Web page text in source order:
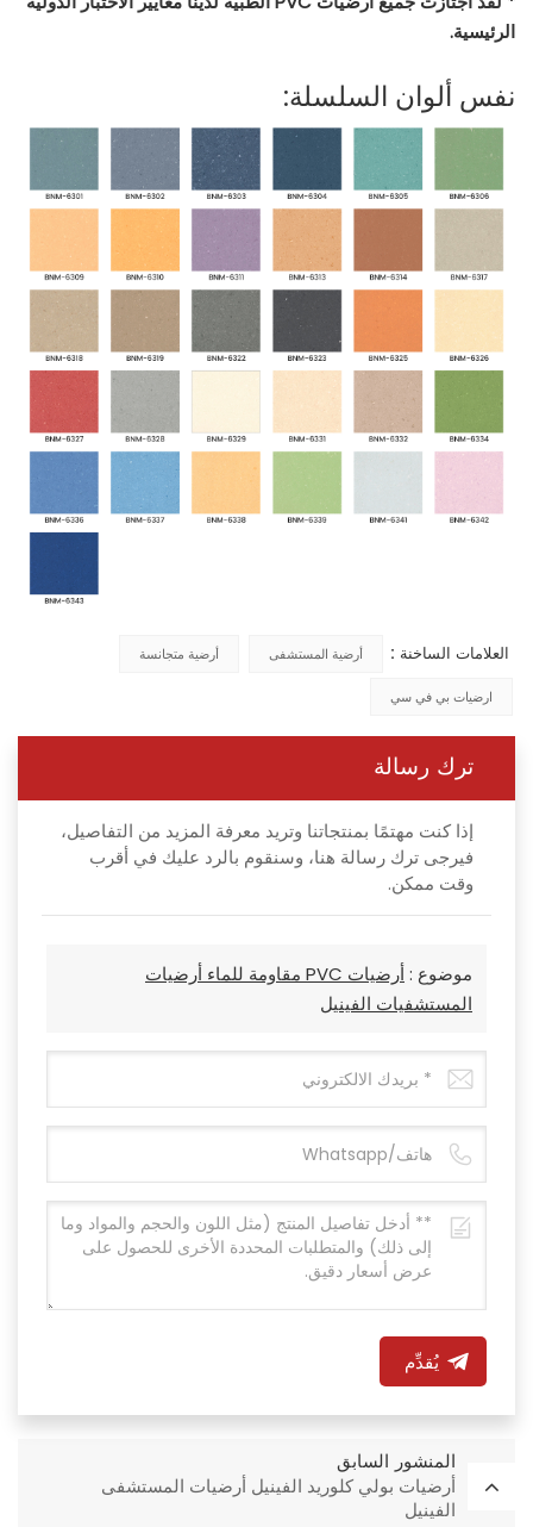
الرئيسية.
نفس ألوان السلسلة:
العلامات الساخنة : أرضية المستشفى أرضية متجانسة
ارضيات بي في سي
ترك رسالة
إذا كنت مهتمًا بمنتجاتنا وتريد معرفة المزيد من التفاصيل،
فيرجى ترك رسالة هنا، وسنقوم بالرد عليك في أقرب
وقت ممكن.
موضوع :
أرضيات PVC مقاومة للماء أرضيات
المستشفيات الفينيل
يُقدِّم
المنشور السابق
أرضيات بولي كلوريد الفينيل أرضيات المستشفى
الفينيل